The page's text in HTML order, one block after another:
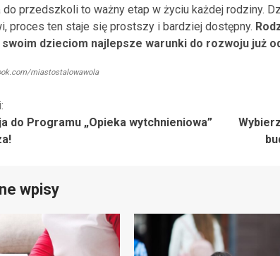
do przedszkoli to ważny etap w życiu każdej rodziny.
proces ten staje się prostszy i bardziej dostępny.
dzieciom najlepsze warunki do rozwoju już
miastostalowawola
do Programu „Opieka wytchnieniowa”
wpisy